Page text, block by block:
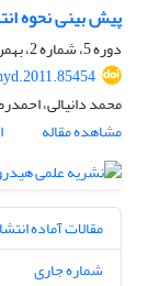
پیش بینی نحوه
دوره 5، شماره 2، بهمن 1389، صفحه
محمد دانیالی،
مشاهده مقاله
مقالات آماده
شماره جاری